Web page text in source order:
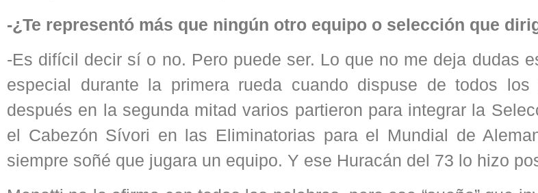
-¿Te representó más que ningún otro equipo o selección que
-Es difícil decir sí o no. Pero puede ser. Lo que no me deja dudas
especial durante la primera rueda cuando dispuse de todos los
después en la segunda mitad varios partieron para integrar la
el Cabezón Sívori en las Eliminatorias para el Mundial de
siempre soñé que jugara un equipo. Y ese Huracán del 73 lo hizo